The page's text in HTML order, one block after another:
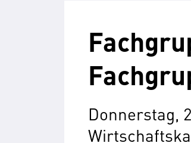
Donnerstag,